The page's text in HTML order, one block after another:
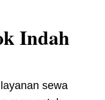
Indah
sewa